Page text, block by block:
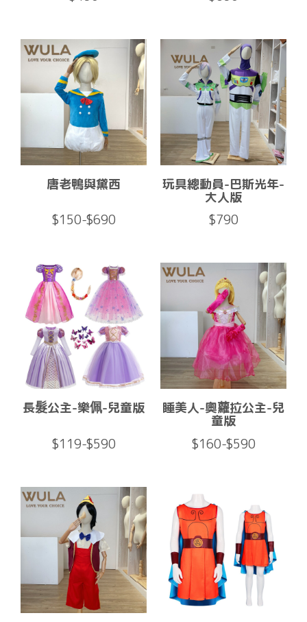
唐老鴨與黛西
$150-$690
玩具總動員-巴斯光年-
大人版
$790
長髮公主-樂佩-兒童版
$119-$590
睡美人-奧蘿拉公主-兒
童版
$160-$590